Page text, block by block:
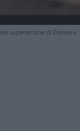
supereroine di Disney+.